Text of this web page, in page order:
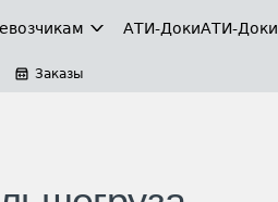
АТИ-ДокиАТИ-
Заказы